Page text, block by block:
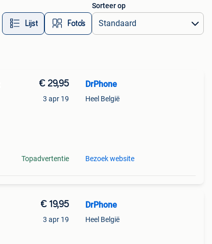
Lijst Foto’s
Sorteer op
€ 29,95
3 apr 19
Topadvertentie
DrPhone
Heel België
Bezoek website
€ 19,95
3 apr 19
DrPhone
Heel België